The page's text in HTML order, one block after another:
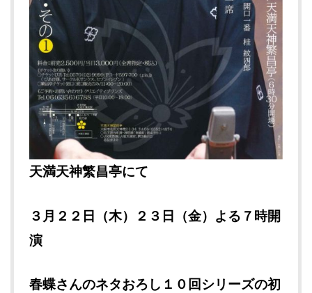
天満天神繁昌亭にて
３月２２日（木）２３日（金）よる７時開
演
春蝶さんのネタおろし１０回シリーズの初